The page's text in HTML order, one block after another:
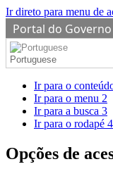
Ir direto para menu de
Portal do
Portuguese
Ir para o
Ir para o menu 2
Ir para a busca 3
Ir para o rodapé 4
Opções de